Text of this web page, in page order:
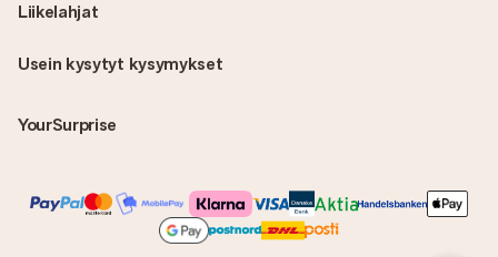
Usein kysytyt kysymykset
YourSurprise
Liikelahjat